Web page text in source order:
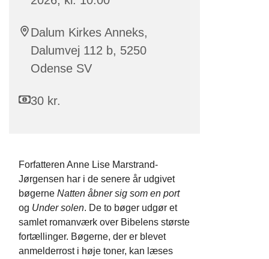
Dalum Kirkes Anneks,
Dalumvej 112 b, 5250
Odense SV
30 kr.
Forfatteren Anne Lise Marstrand-
Jørgensen har i de senere år udgivet
bøgerne Natten åbner sig som en port
og Under solen. De to bøger udgør et
samlet romanværk over Bibelens største
fortællinger. Bøgerne, der er blevet
anmelderrost i høje toner, kan læses